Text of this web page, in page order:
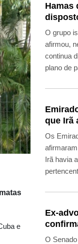
e
de
julho.
Hamas
plano
O grupo
afirmou,
continua
plano de
e pediu
que, por
concorda
acordo.
que Irã
no
Os
Irã havia
(Adnoc)
Ex-
O